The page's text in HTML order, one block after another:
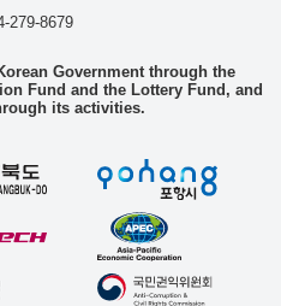
279-8679
Government through the
Fund and the Lottery Fund, and
its activities.